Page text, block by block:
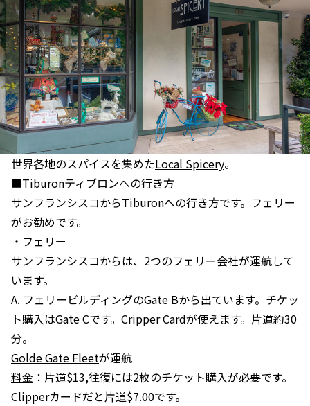
世界各地のスパイスを集めたLocal Spicery。
■Tiburonティブロンへの行き方
サンフランシスコからTiburonへの行き方です。フェリー
がお勧めです。
・フェリー
サンフランシスコからは、2つのフェリー会社が運航して
います。
A. フェリービルディングのGate Bから出ています。チケッ
ト購入はGate Cです。Cripper Cardが使えます。片道約30
分。
Golde Gate Fleetが運航
料金 ：片道$13,往復には2枚のチケット購入が必要です。
Clipperカードだと片道$7.00です。